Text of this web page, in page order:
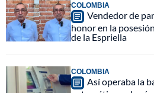
COLOMBIA
Vendedor de
honor en la
de la Espriella
COLOMBIA
Así operaba la